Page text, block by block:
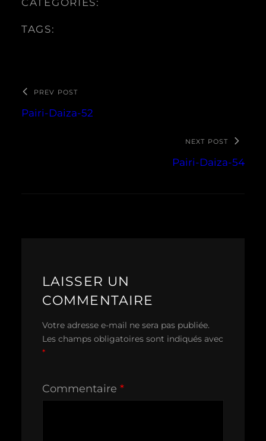
TAGS:
PREV POST
Pairi-Daiza-52
NEXT POST
Pairi-Daiza-54
LAISSER UN
COMMENTAIRE
Votre adresse e-mail ne sera pas publiée.
Les champs obligatoires sont indiqués avec
*
Commentaire *